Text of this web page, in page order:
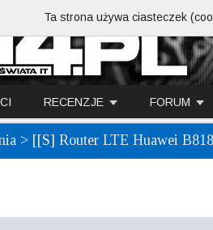
RECENZJE FORUM
> [[S] Router LTE Huawei
Ta strona używa ciasteczek